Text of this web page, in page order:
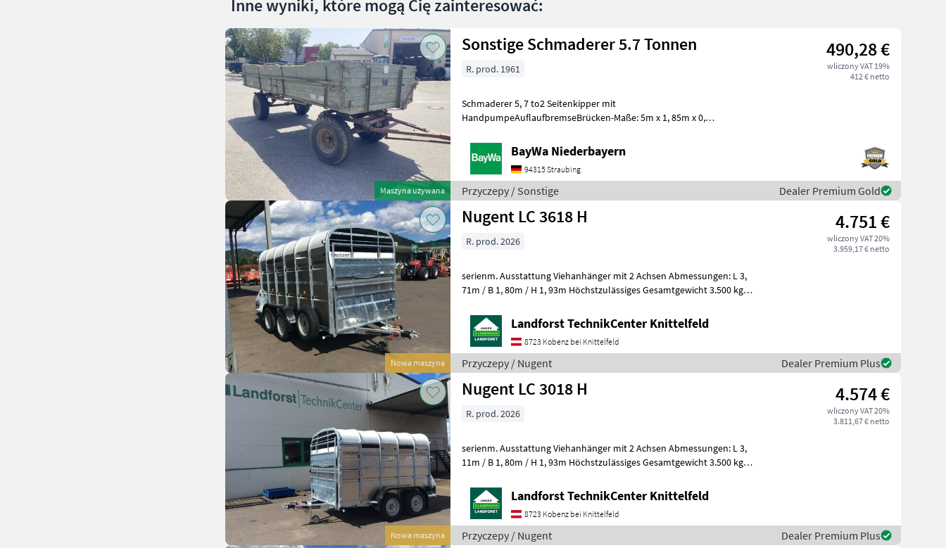
Inne wyniki, które mogą Cię zainteresować:
Maszyna używana
Sonstige Schmaderer 5.7 Tonnen 490,28 €
wliczony VAT 19%
412 € netto
R. prod. 1961
Schmaderer 5, 7 to2 Seitenkipper mit
HandpumpeAuflaufbremseBrücken-Maße: 5m x 1, 85m x 0,
Teil erneuert werdenBayWa Niederbayern
94315 Straubing
Przyczepy / Sonstige Dealer Premium Gold
Nowa maszyna
Nugent LC 3618 H 4.751 €
wliczony VAT 20%
3.959,17 € netto
R. prod. 2026
serienm. Ausstattung Viehanhänger mit 2 Achsen Abmessungen: L 3,
71m / B 1, 80m / H 1, 93m Höchstzulässiges Gesamtgewicht 3.500 kg
Landforst TechnikCenter Knittelfeld
8723 Kobenz bei Knittelfeld
Przyczepy / Nugent Dealer Premium Plus
Nowa maszyna
Nugent LC 3018 H 4.574 €
wliczony VAT 20%
3.811,67 € netto
R. prod. 2026
serienm. Ausstattung Viehanhänger mit 2 Achsen Abmessungen: L 3,
11m / B 1, 80m / H 1, 93m Höchstzulässiges Gesamtgewicht 3.500 kg
Landforst TechnikCenter Knittelfeld
8723 Kobenz bei Knittelfeld
Przyczepy / Nugent Dealer Premium Plus